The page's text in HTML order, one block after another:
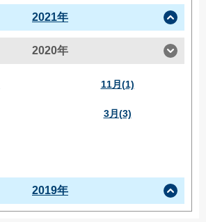
2021年
2020年
11月(1)
3月(3)
2019年